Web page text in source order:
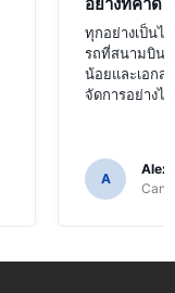
ทุกอย่างเป็นไ
รถที่สนามบิน
น้อยและเอกส
จัดการอย่างไ
A
Alex